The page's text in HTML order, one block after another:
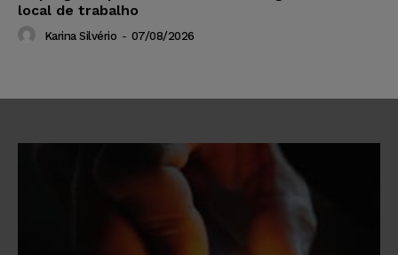
local de trabalho
Karina Silvério - 07/08/2026